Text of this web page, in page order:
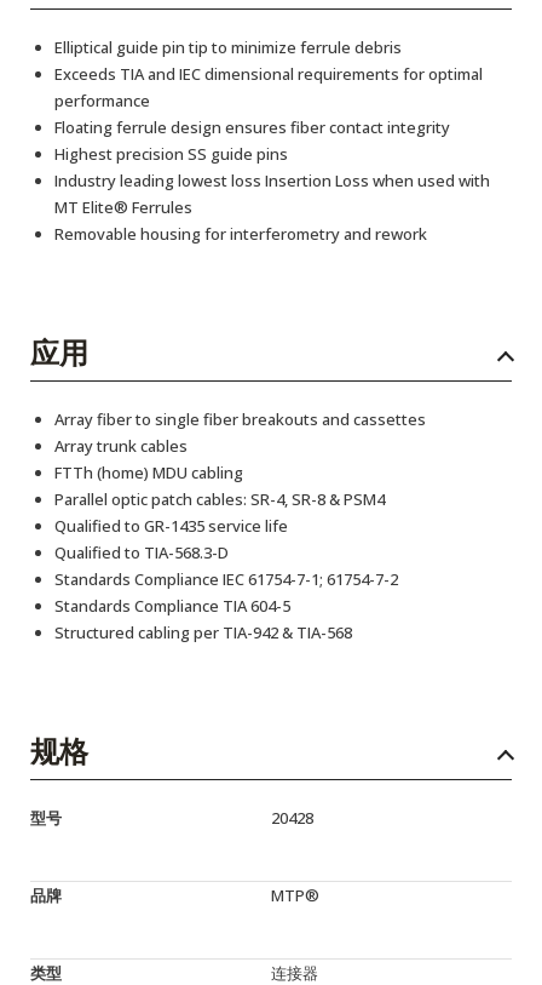
Elliptical guide pin tip to minimize ferrule debris
Exceeds TIA and IEC dimensional requirements for optimal
performance
Floating ferrule design ensures fiber contact integrity
Highest precision SS guide pins
Industry leading lowest loss Insertion Loss when used with
MT Elite® Ferrules
Removable housing for interferometry and rework
应用
Array fiber to single fiber breakouts and cassettes
Array trunk cables
FTTh (home) MDU cabling
Parallel optic patch cables: SR-4, SR-8 & PSM4
Qualified to GR-1435 service life
Qualified to TIA-568.3-D
Standards Compliance IEC 61754-7-1; 61754-7-2
Standards Compliance TIA 604-5
Structured cabling per TIA-942 & TIA-568
规格
型号 20428
品牌 MTP®
类型 连接器